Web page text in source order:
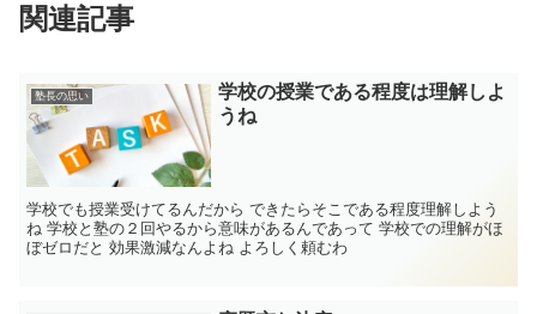
関連記事
塾長の思い
学校の授業である程度は理解しよ
うね
学校でも授業受けてるんだから できたらそこである程度理解しよう
ね 学校と塾の２回やるから意味があるんであって 学校での理解がほ
ぼゼロだと 効果激減なんよね よろしく頼むわ